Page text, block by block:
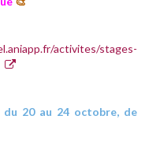
activites/stages-
20 au 24 octobre, de